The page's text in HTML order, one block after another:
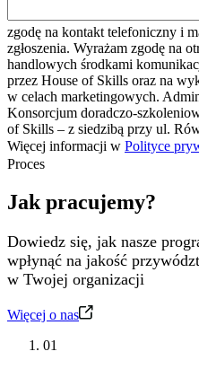
zgodę na kontakt telefoniczny i
zgłoszenia. Wyrażam zgodę na
handlowych środkami
przez House of Skills oraz na
w celach marketingowych.
Konsorcjum doradczo-
of Skills – z siedzibą przy ul.
Więcej informacji w Polityce
Proces
Jak pracujemy?
Dowiedz się, jak nasze
wpłynąć na jakość
w Twojej organizacji
Więcej o nas
01